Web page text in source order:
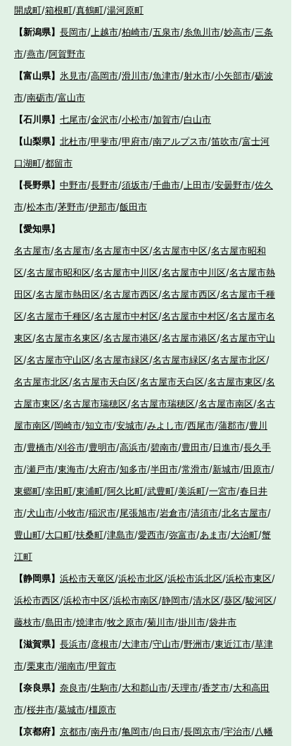
開成町/箱根町/真鶴町/湯河原町
【新潟県】 長岡市/ 上越市/柏崎市/五泉市/糸魚川市/妙高市/三条
市/燕市/阿賀野市
【富山県】 氷見市/高岡市/滑川市/魚津市/射水市/小矢部市/砺波
市/南砺市/富山市
【石川県】 七尾市/金沢市/小松市/加賀市/白山市
【山梨県】 北杜市/甲斐市/甲府市/南アルプス市/笛吹市/富士河
口湖町/都留市
【長野県】 中野市/長野市/須坂市/千曲市/ 上田市/安曇野市/佐久
市/松本市/茅野市/伊那市/飯田市
【愛知県】
名古屋市/名古屋市/名古屋市中区/名古屋市中区/名古屋市昭和
区/名古屋市昭和区/名古屋市中川区/名古屋市中川区/名古屋市熱
田区/名古屋市熱田区/名古屋市西区/名古屋市西区/名古屋市千種
区/名古屋市千種区/名古屋市中村区/名古屋市中村区/名古屋市名
東区/名古屋市名東区/名古屋市港区/名古屋市港区/名古屋市守山
区/名古屋市守山区/名古屋市緑区/名古屋市緑区/名古屋市北区/
名古屋市北区/名古屋市天白区/名古屋市天白区/名古屋市東区/名
古屋市東区/名古屋市瑞穂区/名古屋市瑞穂区/名古屋市南区/名古
屋市南区/岡崎市/知立市/安城市/みよし市/西尾市/蒲郡市/豊川
市/豊橋市/刈谷市/豊明市/高浜市/碧南市/豊田市/日進市/長久手
市/瀬戸市/東海市/大府市/知多市/半田市/常滑市/新城市/田原市/
東郷町/幸田町/東浦町/阿久比町/武豊町/美浜町/一宮市/春日井
市/犬山市/小牧市/稲沢市/尾張旭市/岩倉市/清須市/北名古屋市/
豊山町/大口町/扶桑町/津島市/愛西市/弥富市/あま市/大治町/蟹
江町
【静岡県】 浜松市天竜区/浜松市北区/浜松市浜北区/浜松市東区/
浜松市西区/浜松市中区/浜松市南区/静岡市/清水区/葵区/駿河区/
藤枝市/島田市/焼津市/牧之原市/菊川市/掛川市/袋井市
【滋賀県】 長浜市/彦根市/大津市/守山市/野洲市/東近江市/草津
市/栗東市/湖南市/甲賀市
【奈良県】 奈良市/生駒市/大和郡山市/天理市/香芝市/大和高田
市/桜井市/葛城市/橿原市
【京都府】 京都市/南丹市/亀岡市/向日市/長岡京市/宇治市/八幡